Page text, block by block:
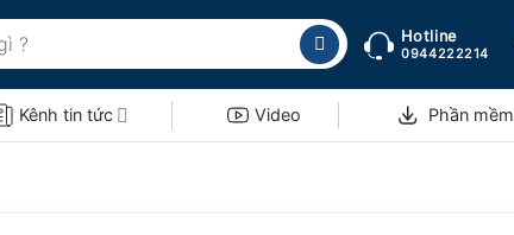
Hotline
0944222214
Kênh tin tức Video Phần mềm